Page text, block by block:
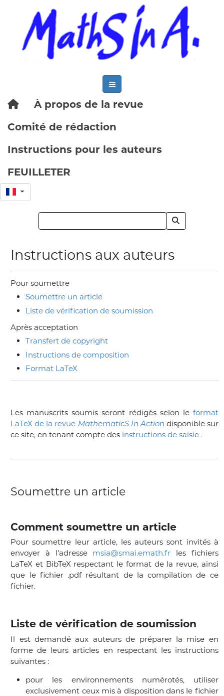
FEUILLETER
À propos de la revue
Comité de rédaction
Instructions pour les auteurs
Instructions aux auteurs
Pour soumettre
Soumettre un article
Liste de vérification de soumission
Après acceptation
Transfert de copyright
Instructions de composition
Format LaTeX
Les manuscrits soumis seront rédigés selon le format
LaTeX de la revue MathematicS In Action disponible sur
ce site, en tenant compte des instructions de saisie .
Soumettre un article
Comment soumettre un article
Pour soumettre leur article, les auteurs sont invités à
envoyer à l'adresse msia@smai.emath.fr les fichiers
LaTeX et BibTeX respectant le format de la revue, ainsi
que le fichier .pdf résultant de la compilation de ce
fichier.
Liste de vérification de soumission
Il est demandé aux auteurs de préparer la mise en
forme de leurs articles en respectant les instructions
suivantes :
pour les environnements numérotés, utiliser
exclusivement ceux mis à disposition dans le fichier